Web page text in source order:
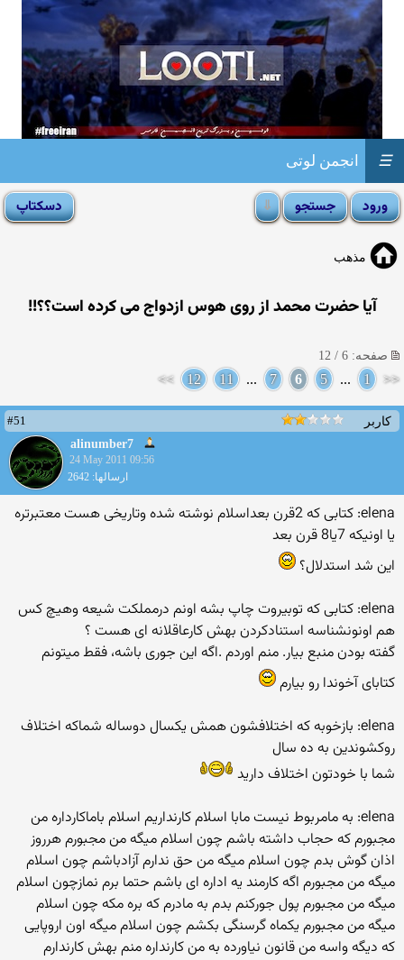
انجمن لوتی ☰
مذهب
آیا حضرت محمد از روی هوس ازدواج می کرده است؟؟!!
صفحه: 6 / 12
<<
1
...
5
6
7
...
11
12
>>
کاربر
#51
alinumber7
24 May 2011 09:56
ارسالها: 2642
elena: کتابی که 2قرن بعداسلام نوشته شده وتاریخی هست معتبرتره
یا اونیکه 7یا8 قرن بعد
این شد استدلال؟
elena: کتابی که توبیروت چاپ بشه اونم درمملکت شیعه وهیچ کس
هم اونونشناسه استنادکردن بهش کارعاقلانه ای هست ؟
گفته بودن منبع بیار. منم اوردم .اگه این جوری باشه، فقط میتونم
كتابای آخوندا رو بیارم
elena: بازخوبه که اختلافشون همش یکسال دوساله شماکه اختلاف
روکشوندین به ده سال
شما با خودتون اختلاف دارید
elena: به مامربوط نیست مابا اسلام کارنداریم اسلام باماکارداره من
مجبورم که حجاب داشته باشم چون اسلام میگه من مجبورم هرروز
اذان گوش بدم چون اسلام میگه من حق ندارم آزادباشم چون اسلام
میگه من مجبورم اگه کارمند یه اداره ای باشم حتما برم نمازچون اسلام
میگه من مجبورم پول جورکنم بدم به مادرم که بره مکه چون اسلام
میگه من مجبورم یکماه گرسنگی بکشم چون اسلام میگه اون اروپایی
که دیگه واسه من قانون نیاورده به من کارنداره منم بهش کارندارم